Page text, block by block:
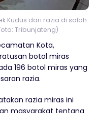
Kudus dari razia di salah
Tribunjateng)
Kota,
botol miras
196 botol miras yang
razia.
razia miras ini
masyarakat tentang